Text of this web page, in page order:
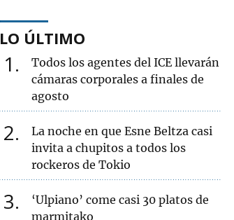
LO ÚLTIMO
1
Todos los agentes del ICE llevarán
cámaras corporales a finales de
agosto
2
La noche en que Esne Beltza casi
invita a chupitos a todos los
rockeros de Tokio
3
‘Ulpiano’ come casi 30 platos de
marmitako